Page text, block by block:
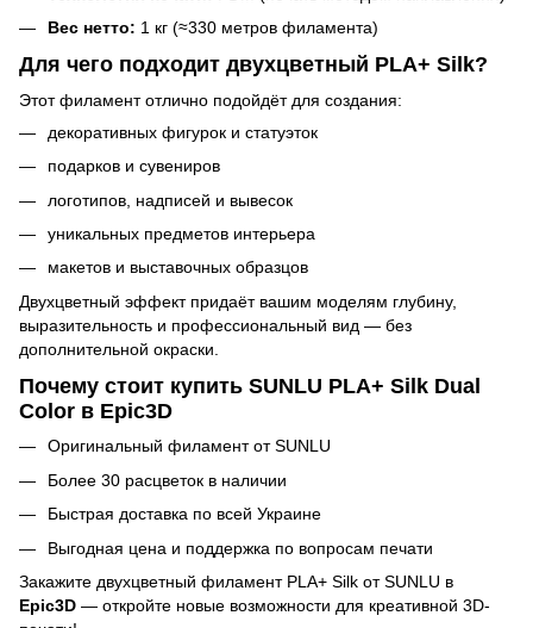
Вес нетто: 1 кг (≈330 метров филамента)
Для чего подходит двухцветный PLA+ Silk?
Этот филамент отлично подойдёт для создания:
декоративных фигурок и статуэток
подарков и сувениров
логотипов, надписей и вывесок
уникальных предметов интерьера
макетов и выставочных образцов
Двухцветный эффект придаёт вашим моделям глубину,
выразительность и профессиональный вид — без
дополнительной окраски.
Почему стоит купить SUNLU PLA+ Silk Dual
Color в Epic3D
Оригинальный филамент от SUNLU
Более 30 расцветок в наличии
Быстрая доставка по всей Украине
Выгодная цена и поддержка по вопросам печати
Закажите двухцветный филамент PLA+ Silk от SUNLU в
Epic3D — откройте новые возможности для креативной 3D-